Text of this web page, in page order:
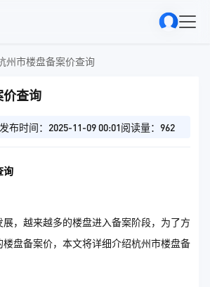
州市楼盘备案价查询
价查询
发布时间：2025-11-09 00:01阅读量：962
询
，越来越多的楼盘进入备案阶段，为了方
盘备案价，本文将详细介绍杭州市楼盘备